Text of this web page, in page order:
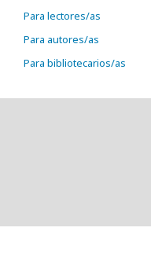
Para lectores/as
Para autores/as
Para bibliotecarios/as